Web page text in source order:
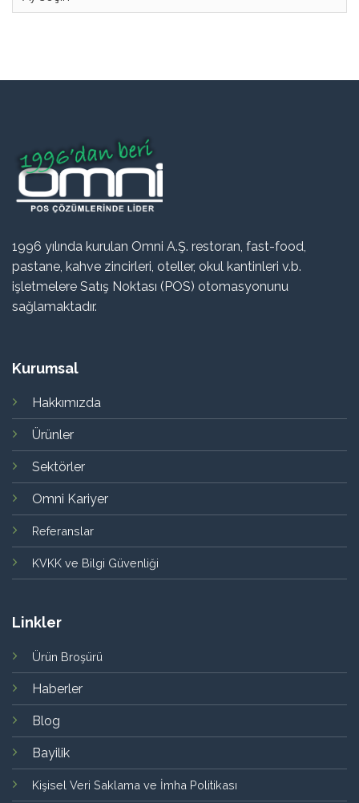
1996 yılında kurulan Omni A.Ş. restoran, fast-food,
pastane, kahve zincirleri, oteller, okul kantinleri v.b.
işletmelere Satış Noktası (POS) otomasyonunu
sağlamaktadır.
Kurumsal
Hakkımızda
Ürünler
Sektörler
Omni Kariyer
Referanslar
KVKK ve Bilgi Güvenliği
Linkler
Ürün Broşürü
Haberler
Blog
Bayilik
Kişisel Veri Saklama ve İmha Politikası